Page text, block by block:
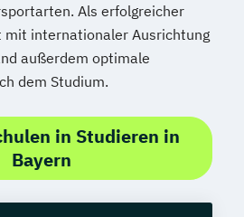
4.0
4.0
und
digitale Geschäftsmodelle
systemisches
Als erfolgreicher
internationaler Ausrichtung
außerdem optimale
dem Studium.
in Studieren in
Bayern